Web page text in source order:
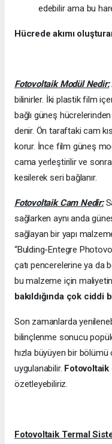
edebilir ama bu
Hücrede akımı
Fotovoltaik Modül Nedir:
bilinirler. İki plastik film
bağlı güneş
denir. Ön taraftaki cam
korur. İnce film güneş
cama yerleştirilir ve sonra
kesilerek seri bağlanır.
Fotovoltaik Cam Nedir:
sağlarken aynı anda
sağlayan bir yapı
“Bulding-Entegre
çatı pencerelerine ya da
bu malzeme için
bakıldığında çok ciddi
Son zamanlarda
bilinçlenme sonucu
hızla büyüyen bir
uygulanabilir.
özetleyebiliriz.
Fotovoltaik Termal